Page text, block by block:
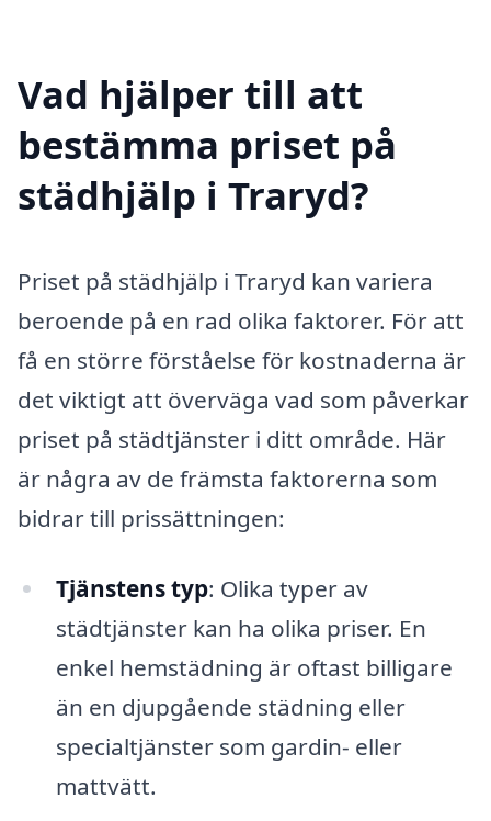
Vad hjälper till att
bestämma priset på
städhjälp i Traryd?
Priset på städhjälp i Traryd kan variera
beroende på en rad olika faktorer. För att
få en större förståelse för kostnaderna är
det viktigt att överväga vad som påverkar
priset på städtjänster i ditt område. Här
är några av de främsta faktorerna som
bidrar till prissättningen:
Tjänstens typ: Olika typer av
städtjänster kan ha olika priser. En
enkel hemstädning är oftast billigare
än en djupgående städning eller
specialtjänster som gardin- eller
mattvätt.